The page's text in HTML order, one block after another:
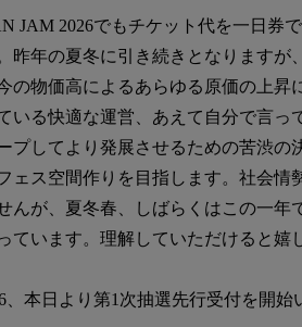
JAM 2026でもチケット代を一日券
昨年の夏冬に引き続きとなりますが
の物価高によるあらゆる原価の上昇
いる快適な運営、あえて自分で言っ
プしてより発展させるための苦渋の
ェス空間作りを目指します。社会情
んが、夏冬春、しばらくはこの一年
ています。理解していただけると嬉
、本日より第1次抽選先行受付を開始